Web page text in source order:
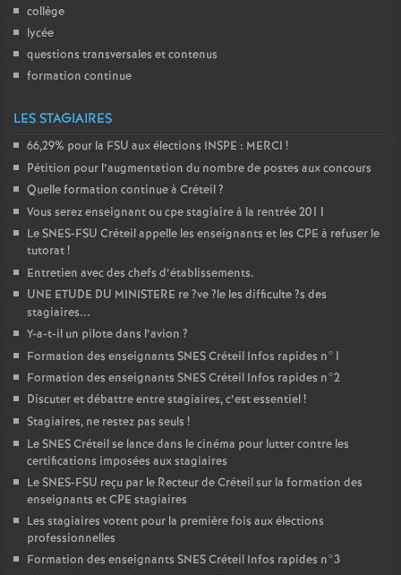
collège
lycée
questions transversales et contenus
formation continue
LES STAGIAIRES
66,29% pour la FSU aux élections INSPE : MERCI !
Pétition pour l’augmentation du nombre de postes aux concours
Quelle formation continue à Créteil?
Vous serez enseignant ou cpe stagiaire à la rentrée 2011
LeSNES-FSU Créteil appelle les enseignants et les CPE à refuser le
tutorat!
Entretien avec des chefs d’établissements.
UNE ETUDE DU MINISTERE re?ve?le les difficulte?s des
stagiaires...
Y-a-t-il un pilote dans l’avion ?
Formation des enseignants SNESCréteil Infos rapides n°1
Formation des enseignants SNESCréteil Infos rapides n°2
Discuter et débattre entre stagiaires, c’est essentiel!
Stagiaires, ne restez pas seuls !
LeSNESCréteil se lance dans le cinéma pour lutter contre les
certifications imposées aux stagiaires
LeSNES-FSU reçu par le Recteur de Créteil sur la formation des
enseignants etCPE stagiaires
Les stagiaires votent pour la première fois aux élections
professionnelles
Formation des enseignants SNESCréteil Infos rapides n°3